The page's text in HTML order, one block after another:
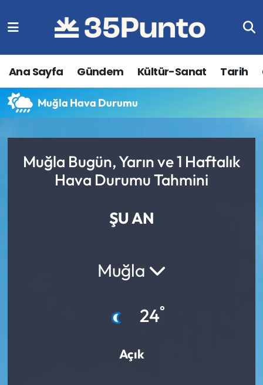
Ana Sayfa Gündem Kültür-Sanat Tarih
Muğla Hava Durumu
Muğla Bugün, Yarın ve 1 Haftalık
Hava Durumu Tahmini
ŞU AN
Muğla
24°
Açık